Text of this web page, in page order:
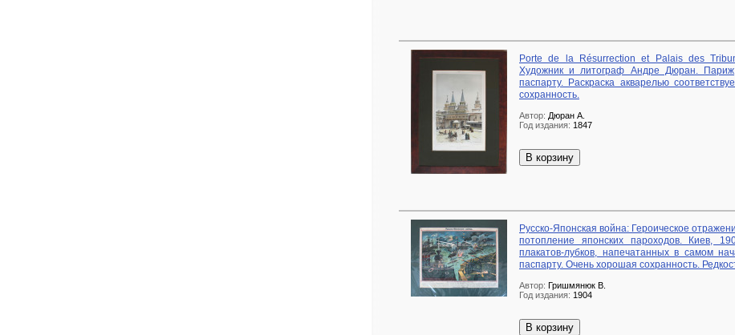
Porte de la Résurrection et Palais des
Художник и литограф Андре Дюран.
паспарту. Раскраска акварелью
сохранность.
Автор: Дюран А.
Год издания: 1847
В корзину
Русско-Японская война: Героическое
потопление японских пароходов. Киев,
плакатов-лубков, напечатанных в самом
паспарту. Очень хорошая сохранность.
Автор: Гришмянюк В.
Год издания: 1904
В корзину